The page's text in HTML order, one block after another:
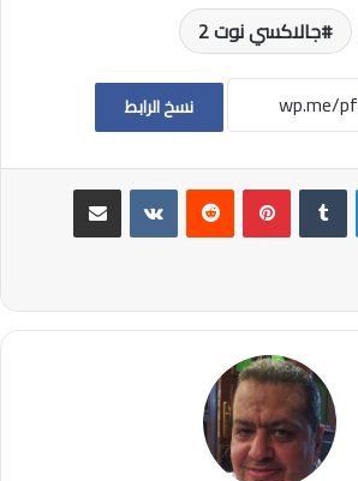
جالاكسي نوت 2
نسخ الرابط
لينكدإن بينتيريست
مشاركة عبر البريد